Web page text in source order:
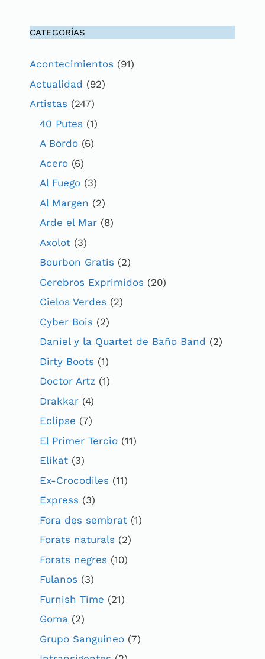
CATEGORÍAS
Acontecimientos (91)
Actualidad (92)
Artistas (247)
40 Putes (1)
A Bordo (6)
Acero (6)
Al Fuego (3)
Al Margen (2)
Arde el Mar (8)
Axolot (3)
Bourbon Gratis (2)
Cerebros Exprimidos (20)
Cielos Verdes (2)
Cyber Bois (2)
Daniel y la Quartet de Baño Band (2)
Dirty Boots (1)
Doctor Artz (1)
Drakkar (4)
Eclipse (7)
El Primer Tercio (11)
Elikat (3)
Ex-Crocodiles (11)
Express (3)
Fora des sembrat (1)
Forats naturals (2)
Forats negres (10)
Fulanos (3)
Furnish Time (21)
Goma (2)
Grupo Sanguineo (7)